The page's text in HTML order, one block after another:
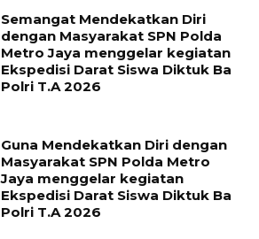
Semangat Mendekatkan Diri
dengan Masyarakat SPN Polda
Metro Jaya menggelar kegiatan
Ekspedisi Darat Siswa Diktuk Ba
Polri T.A 2026
Guna Mendekatkan Diri dengan
Masyarakat SPN Polda Metro
Jaya menggelar kegiatan
Ekspedisi Darat Siswa Diktuk Ba
Polri T.A 2026